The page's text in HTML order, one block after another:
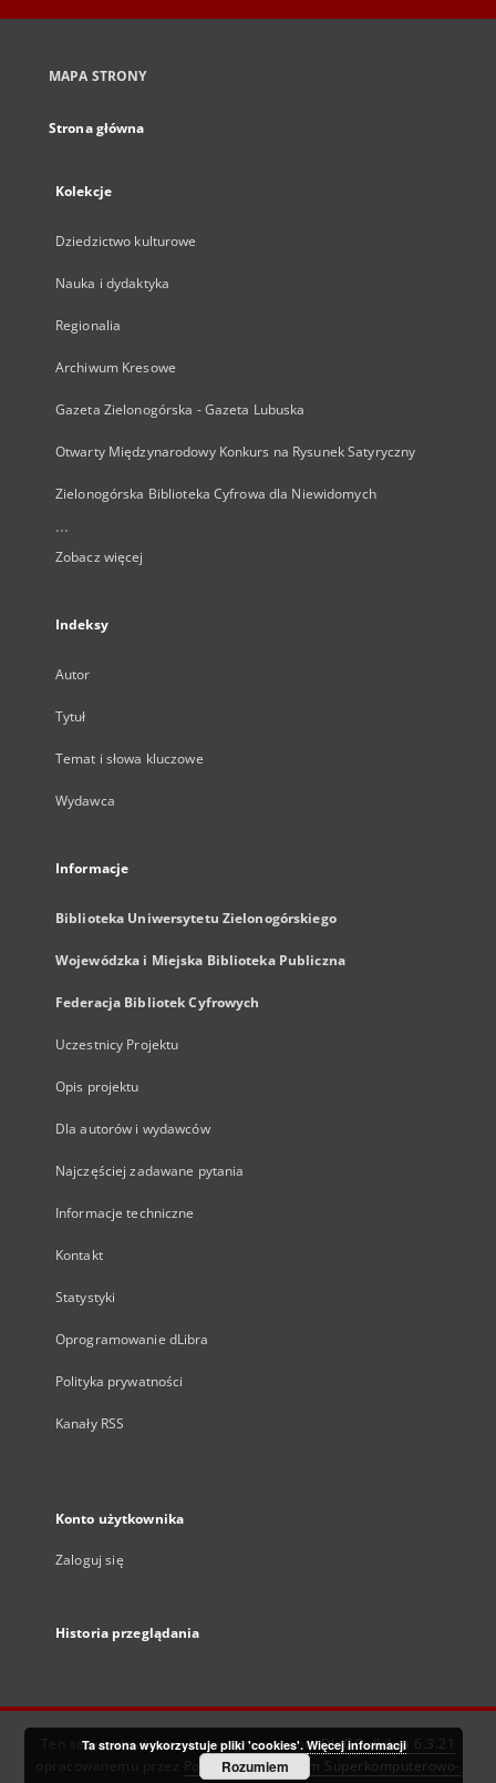
MAPA STRONY
Strona główna
Kolekcje
Dziedzictwo kulturowe
Nauka i dydaktyka
Regionalia
Archiwum Kresowe
Gazeta Zielonogórska - Gazeta Lubuska
Otwarty Międzynarodowy Konkurs na Rysunek Satyryczny
Zielonogórska Biblioteka Cyfrowa dla Niewidomych
...
Zobacz więcej
Indeksy
Autor
Tytuł
Temat i słowa kluczowe
Wydawca
Informacje
Biblioteka Uniwersytetu Zielonogórskiego
Wojewódzka i Miejska Biblioteka Publiczna
Federacja Bibliotek Cyfrowych
Uczestnicy Projektu
Opis projektu
Dla autorów i wydawców
Najczęściej zadawane pytania
Informacje techniczne
Kontakt
Statystyki
Oprogramowanie dLibra
Polityka prywatności
Kanały RSS
Konto użytkownika
Zaloguj się
Historia przeglądania
Ten serwis działa dzięki oprogramowaniuDInGO dLibra 6.3.21
Poznańskie Centrum Superkomputerowo-
Ta strona wykorzystuje pliki 'cookies'. Więcej informacji
Rozumiem